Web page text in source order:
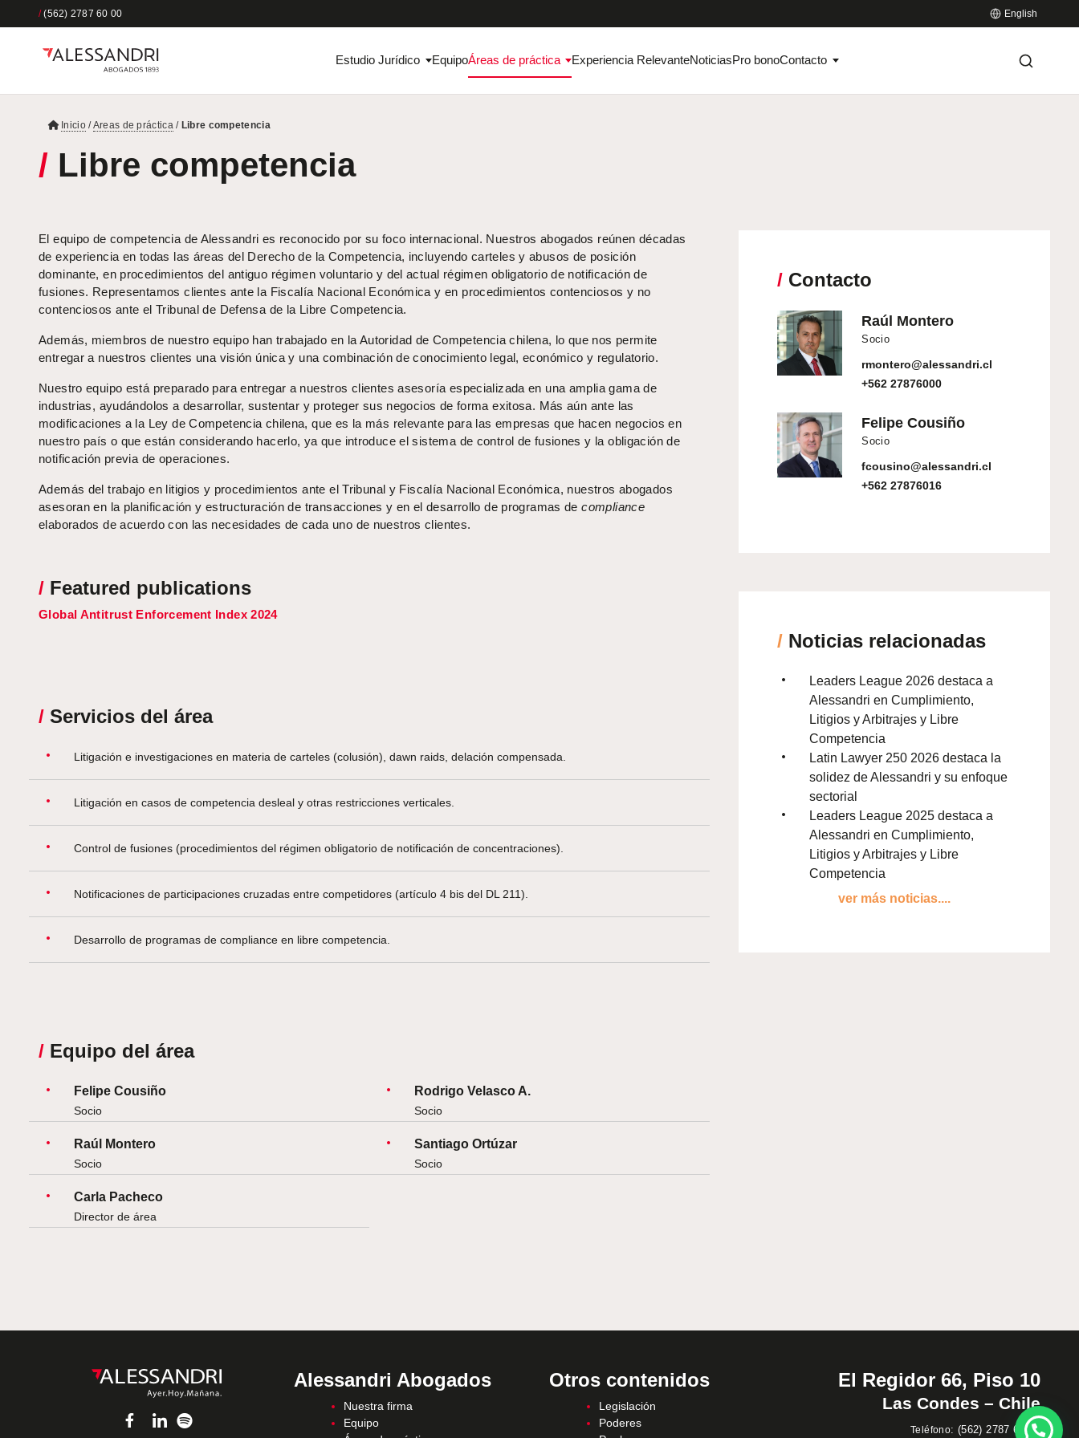
/(562) 2787 60 00 English
Estudio Jurídico EquipoÁreas de práctica Experiencia RelevanteNoticiasPro bonoContacto
Inicio/Areas de práctica / Libre competencia
/ Libre competencia
El equipo de competencia de Alessandri es reconocido por su foco internacional. Nuestros abogados reúnen décadas
de experiencia en todas las áreas del Derecho de la Competencia, incluyendo carteles y abusos de posición
dominante, en procedimientos del antiguo régimen voluntario y del actual régimen obligatorio de notificación de
fusiones. Representamos clientes ante la Fiscalía Nacional Económica y en procedimientos contenciosos y no
contenciosos ante el Tribunal de Defensa de la Libre Competencia.
Además, miembros de nuestro equipo han trabajado en la Autoridad de Competencia chilena, lo que nos permite
entregar a nuestros clientes una visión única y una combinación de conocimiento legal, económico y regulatorio.
Nuestro equipo está preparado para entregar a nuestros clientes asesoría especializada en una amplia gama de
industrias, ayudándolos a desarrollar, sustentar y proteger sus negocios de forma exitosa. Más aún ante las
modificaciones a la Ley de Competencia chilena, que es la más relevante para las empresas que hacen negocios en
nuestro país o que están considerando hacerlo, ya que introduce el sistema de control de fusiones y la obligación de
notificación previa de operaciones.
Además del trabajo en litigios y procedimientos ante el Tribunal y Fiscalía Nacional Económica, nuestros abogados
asesoran en la planificación y estructuración de transacciones y en el desarrollo de programas decompliance
elaborados de acuerdo con las necesidades de cada uno de nuestros clientes.
/ Featured publications
Global Antitrust Enforcement Index 2024
/ Servicios del área
Litigación e investigaciones en materia de carteles (colusión), dawn raids, delación compensada.
Litigación en casos de competencia desleal y otras restricciones verticales.
Control de fusiones (procedimientos del régimen obligatorio de notificación de concentraciones).
Notificaciones de participaciones cruzadas entre competidores (artículo 4 bis del DL 211).
Desarrollo de programas de compliance en libre competencia.
/ Equipo del área
Felipe Cousiño
Socio
Rodrigo Velasco A.
Socio
Raúl Montero
Socio
Santiago Ortúzar
Socio
Carla Pacheco
Director de área
/ Contacto
Raúl Montero
Socio
rmontero@alessandri.cl
+562 27876000
Felipe Cousiño
Socio
fcousino@alessandri.cl
+562 27876016
/ Noticias relacionadas
Leaders League 2026 destaca a
Alessandri en Cumplimiento,
Litigios y Arbitrajes y Libre
Competencia
Latin Lawyer 250 2026 destaca la
solidez de Alessandri y su enfoque
sectorial
Leaders League 2025 destaca a
Alessandri en Cumplimiento,
Litigios y Arbitrajes y Libre
Competencia
ver más noticias....
Alessandri Abogados
Nuestra firma
Equipo
Otros contenidos
Legislación
Poderes
El Regidor 66, Piso 10
Las Condes – Chile
Teléfono: (562) 2787 60 00